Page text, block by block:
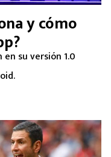
y cómo
su versión 1.0